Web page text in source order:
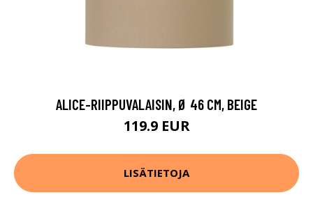
ALICE-RIIPPUVALAISIN, Ø 46 CM, BEIGE
119.9 EUR
LISÄTIETOJA